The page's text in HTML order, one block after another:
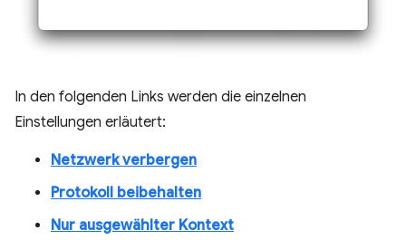
In den folgenden Links werden die einzelnen
Einstellungen erläutert:
Netzwerk verbergen
Protokoll beibehalten
Nur ausgewählter Kontext